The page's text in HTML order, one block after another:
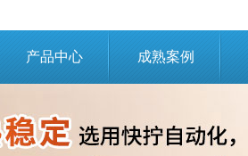
产品中心 成熟案例